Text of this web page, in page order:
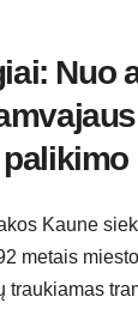
Nuo
Kaune
metais
traukiamas